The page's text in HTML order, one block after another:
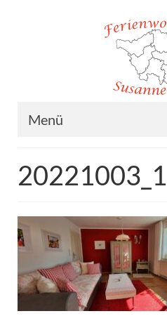
Menü
Ferienwohnung
Lage
Preise
Buchung
Kontakt/Impressum